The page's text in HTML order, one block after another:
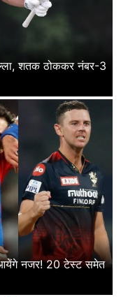
शतक ठोककर नंबर-3
आयेंगे नजर! 20 टेस्ट समेत